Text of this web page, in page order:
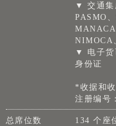
▼ 交通集
PASMO
MANACA
NIMOCA
▼ 电子货
身份证
*收据和
注册编号
总席位数
134 个座